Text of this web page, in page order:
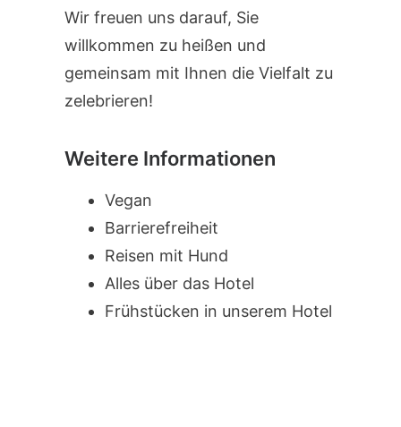
Wir freuen uns darauf, Sie
willkommen zu heißen und
gemeinsam mit Ihnen die Vielfalt zu
zelebrieren!
Weitere Informationen
Vegan
Barrierefreiheit
Reisen mit Hund
Alles über das Hotel
Frühstücken in unserem Hotel